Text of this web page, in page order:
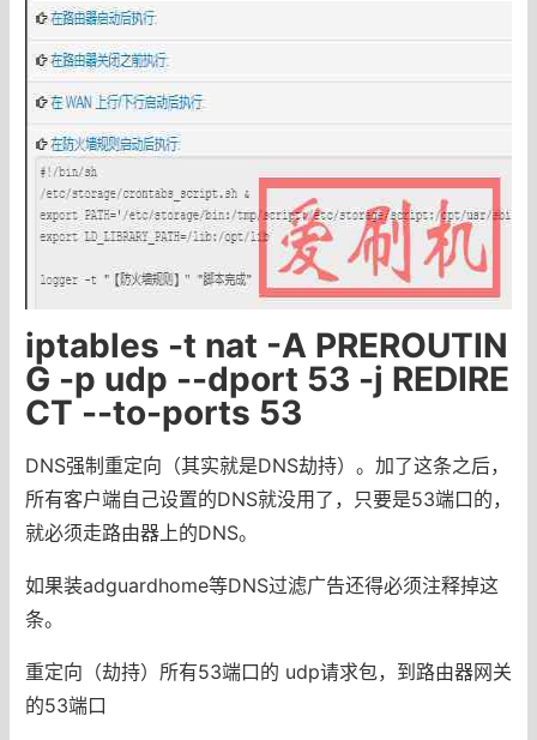
iptables -t nat -A PREROUTIN
G -p udp --dport 53 -j REDIRE
CT --to-ports 53
DNS强制重定向（其实就是DNS劫持）。加了这条之后，
所有客户端自己设置的DNS就没用了，只要是53端口的，
就必须走路由器上的DNS。
如果装adguardhome等DNS过滤广告还得必须注释掉这
条。
重定向（劫持）所有53端口的 udp请求包，到路由器网关
的53端口